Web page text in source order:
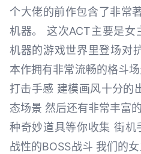
个大佬的前作包含了非常
机器。 这次ACT主要是女
机器的游戏世界里登场对
本作拥有非常流畅的格斗
打击手感 建模画风十分的
态场景 然后还有非常丰富
种奇妙道具等你收集 街机
战性的BOSS战斗 我们的